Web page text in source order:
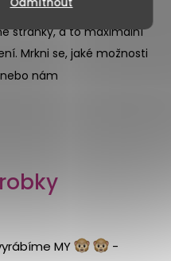
- jak to tak bývá,
stránky, a to maximální
Mrkni se, jaké možnosti
nám
MY
-